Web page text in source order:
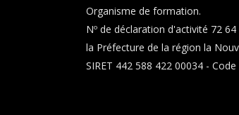
Organisme de formation.
Nº de déclaration d'activité 72
la Préfecture de la région la
SIRET 442 588 422 00034 -